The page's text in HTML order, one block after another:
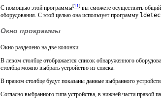
С помощью этой программы[11] вы сможете осуществить
оборудования. С этой целью она использует программу
Окно программы
Окно разделено на две колонки.
В левом столбце отображается список обнаруженного
столбца можно выбрать устройство из списка.
В правом столбце будут показаны данные выбранного
Согласно выбранного типа устройства, в нижней части правой